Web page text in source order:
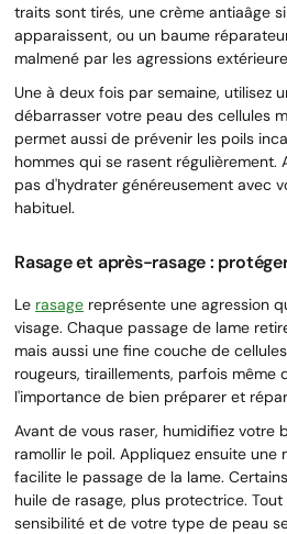
traits sont tirés, une crème antiaâge
apparaissent, ou un baume
malmené par les agressions
Une à deux fois par semaine, utilisez
débarrasser votre peau des cellules
permet aussi de prévenir les poils
hommes qui se rasent régulièrement.
pas d'hydrater généreusement avec
habituel.
Rasage et après-rasage :
Le rasage représente une agression
visage. Chaque passage de lame
mais aussi une fine couche de
rougeurs, tiraillements, parfois même
l'importance de bien préparer et
Avant de vous raser, humidifiez votre
ramollir le poil. Appliquez ensuite une
facilite le passage de la lame.
huile de rasage, plus protectrice.
sensibilité et de votre type de peau